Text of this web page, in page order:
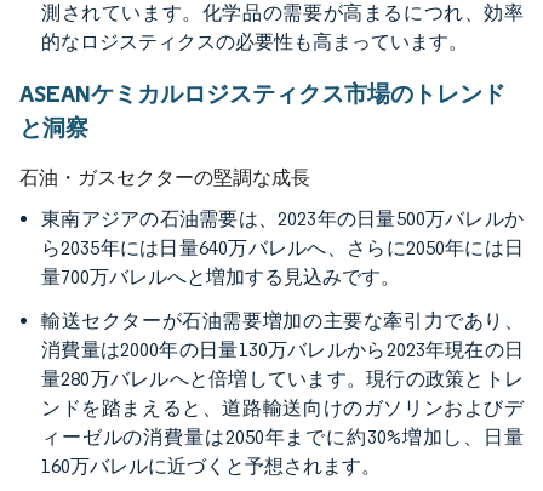
測されています。化学品の需要が高まるにつれ、効率
的なロジスティクスの必要性も高まっています。
ASEANケミカルロジスティクス市場のトレンド
と洞察
石油・ガスセクターの堅調な成長
東南アジアの石油需要は、2023年の日量500万バレルか
ら2035年には日量640万バレルへ、さらに2050年には日
量700万バレルへと増加する見込みです。
輸送セクターが石油需要増加の主要な牽引力であり、
消費量は2000年の日量130万バレルから2023年現在の日
量280万バレルへと倍増しています。現行の政策とトレ
ンドを踏まえると、道路輸送向けのガソリンおよびデ
ィーゼルの消費量は2050年までに約30%増加し、日量
160万バレルに近づくと予想されます。